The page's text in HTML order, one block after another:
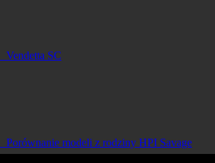
Vendetta SC
Porównanie modeli z rodziny HPI Savage